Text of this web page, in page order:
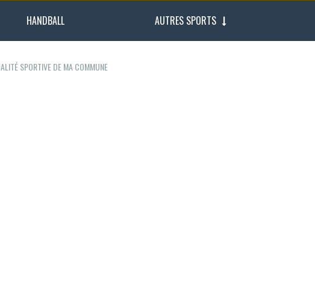
HANDBALL AUTRES SPORTS
SPORTIVE DE MA COMMUNE